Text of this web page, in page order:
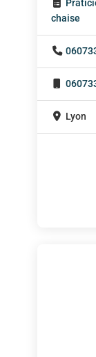
chaise
Lyon